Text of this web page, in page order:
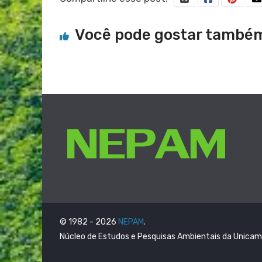
Você pode gostar
© 1982 - 2026 NEPAM.
Núcleo de Estudos e Pesquisas Ambientais da